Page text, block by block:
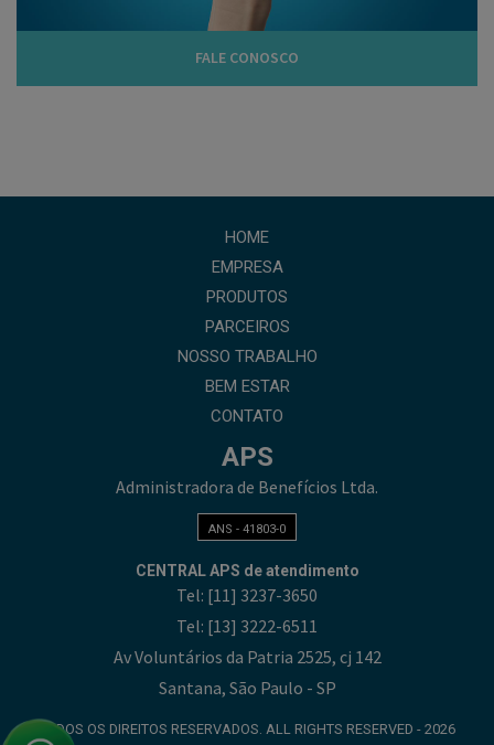
FALE CONOSCO
HOME
EMPRESA
PRODUTOS
PARCEIROS
NOSSO TRABALHO
BEM ESTAR
CONTATO
APS
Administradora de Benefícios Ltda.
ANS - 41803-0
CENTRAL APS de atendimento
Tel: [11] 3237-3650
Tel: [13] 3222-6511
Av Voluntários da Patria 2525, cj 142
Santana, São Paulo - SP
TODOS OS DIREITOS RESERVADOS. ALL RIGHTS RESERVED - 2026